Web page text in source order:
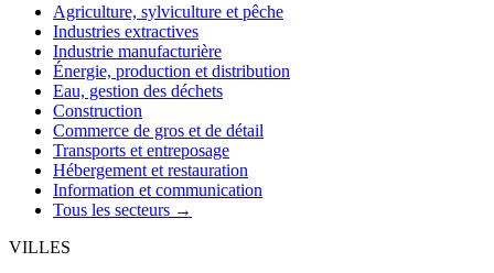
Agriculture, sylviculture et pêche
Industries extractives
Industrie manufacturière
Énergie, production et distribution
Eau, gestion des déchets
Construction
Commerce de gros et de détail
Transports et entreposage
Hébergement et restauration
Information et communication
Tous les secteurs →
VILLES